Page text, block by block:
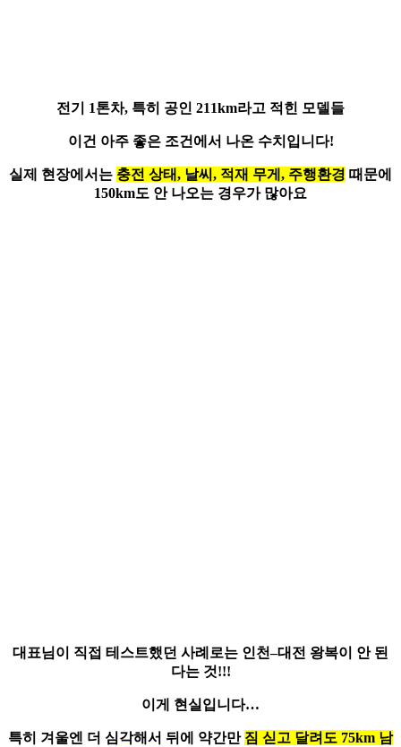
전기 1톤차, 특히 공인 211km라고 적힌 모델들
이건 아주 좋은 조건에서 나온 수치 입니다!
실제 현장에서는 충전 상태, 날씨, 적재 무게, 주행환경 때문에
150km도 안 나오는 경우가 많아요
대표님이 직접 테스트했던 사례로는 인천–대전 왕복이 안 된
다는 것!!!
이게 현실입니다…
특히 겨울엔 더 심각해서 뒤에 약간만 짐 싣고 달려도 75km 남